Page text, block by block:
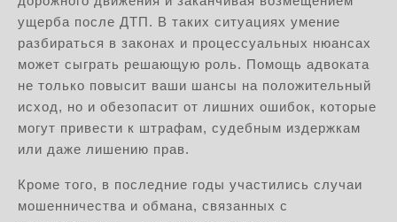
ущерба после ДТП. В таких ситуациях умение
разбираться в законах и процессуальных нюансах
может сыграть решающую роль. Помощь адвоката
не только повысит ваши шансы на положительный
исход, но и обезопасит от лишних ошибок, которые
могут привести к штрафам, судебным издержкам
или даже лишению прав.
Кроме того, в последние годы участились случаи
мошенничества и обмана, связанных с